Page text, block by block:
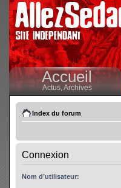
Accueil
Actus,Archives
Index du forum
Connexion
Nom d’utilisateur: